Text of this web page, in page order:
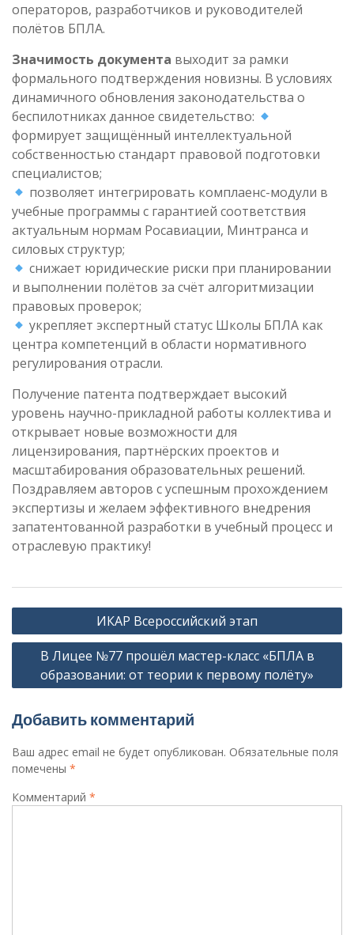
операторов, разработчиков и руководителей
полётов БПЛА.
Значимость документа выходит за рамки
формального подтверждения новизны. В условиях
динамичного обновления законодательства о
беспилотниках данное свидетельство:
формирует защищённый интеллектуальной
собственностью стандарт правовой подготовки
специалистов;
позволяет интегрировать комплаенс-модули в
учебные программы с гарантией соответствия
актуальным нормам Росавиации, Минтранса и
силовых структур;
снижает юридические риски при планировании
и выполнении полётов за счёт алгоритмизации
правовых проверок;
укрепляет экспертный статус Школы БПЛА как
центра компетенций в области нормативного
регулирования отрасли.
Получение патента подтверждает высокий
уровень научно-прикладной работы коллектива и
открывает новые возможности для
лицензирования, партнёрских проектов и
масштабирования образовательных решений.
Поздравляем авторов с успешным прохождением
экспертизы и желаем эффективного внедрения
запатентованной разработки в учебный процесс и
отраслевую практику!
Навигация
по
записям
ИКАР Всероссийский этап
В Лицее №77 прошёл мастер-класс «БПЛА в
образовании: от теории к первому полёту»
Добавить комментарий
Ваш адрес email не будет опубликован. Обязательные поля
помечены *
Комментарий *